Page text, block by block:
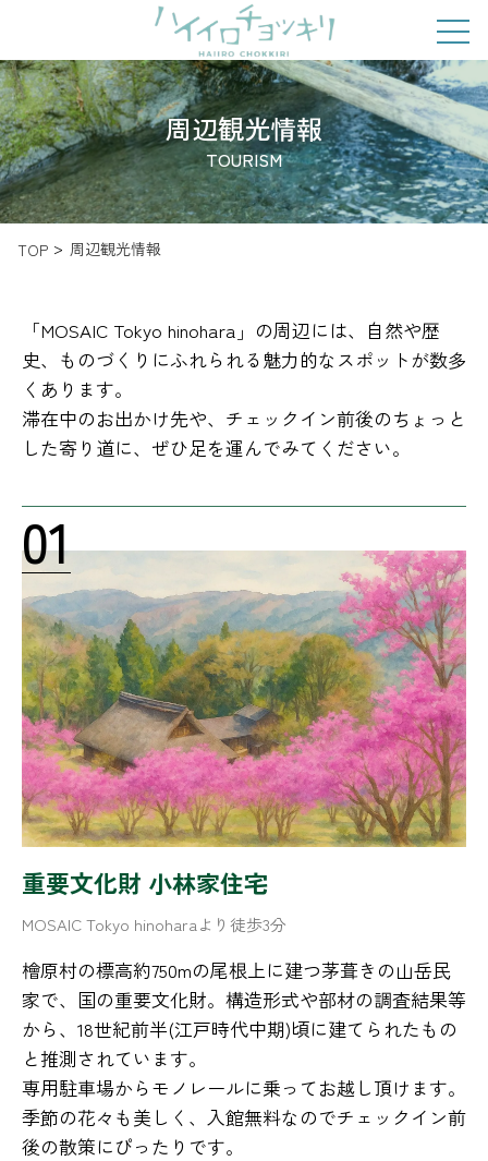
周辺観光情報
TOURISM
TOP 周辺観光情報
「MOSAIC Tokyo hinohara」の周辺には、自然や歴
史、ものづくりにふれられる魅力的なスポットが数多
くあります。
滞在中のお出かけ先や、チェックイン前後のちょっと
した寄り道に、ぜひ足を運んでみてください。
01
重要文化財 小林家住宅
MOSAIC Tokyo hinoharaより徒歩3分
檜原村の標高約750mの尾根上に建つ茅葺きの山岳民
家で、国の重要文化財。構造形式や部材の調査結果等
から、18世紀前半(江戸時代中期)頃に建てられたもの
と推測されています。
専用駐車場からモノレールに乗ってお越し頂けます。
季節の花々も美しく、入館無料なのでチェックイン前
後の散策にぴったりです。